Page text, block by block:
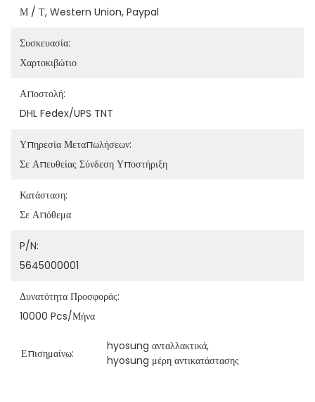
Μ / Τ, Western Union, Paypal
Συσκευασία:
Χαρτοκιβώτιο
Αποστολή:
DHL Fedex/UPS TNT
Υπηρεσία Μεταπωλήσεων:
Σε Απευθείας Σύνδεση Υποστήριξη
Κατάσταση:
Σε Απόθεμα
P/N:
5645000001
Δυνατότητα Προσφοράς:
10000 Pcs/μήνα
Επισημαίνω:
hyosung ανταλλακτικά,
hyosung μέρη αντικατάστασης